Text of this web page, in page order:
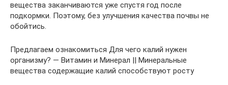
вещества заканчиваются уже спустя год после
подкормки. Поэтому, без улучшения качества почвы не
обойтись.
Предлагаем ознакомиться Для чего калий нужен
организму? — Витамин и Минерал || Минеральные
вещества содержащие калий способствуют росту